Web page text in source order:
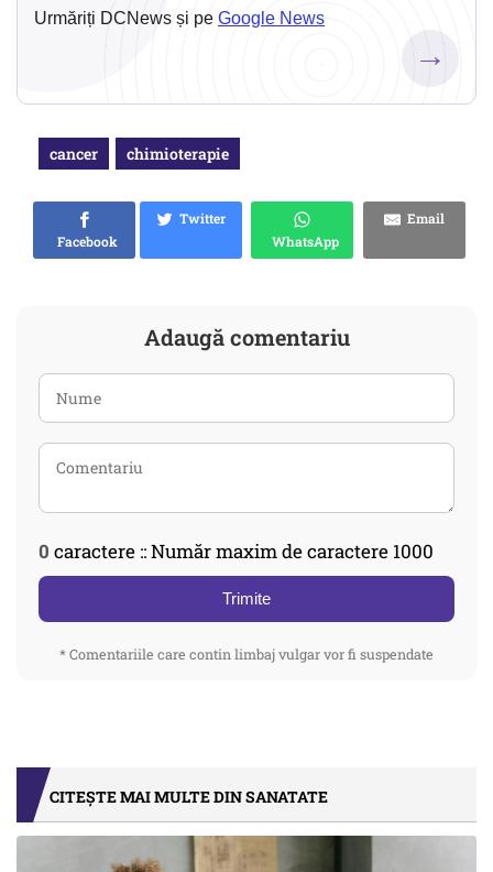
Urmăriți DCNews și pe Google News
→
cancer chimioterapie
Facebook
Twitter
WhatsApp
Email
Adaugă comentariu
0 caractere :: Număr maxim de caractere 1000
Trimite
* Comentariile care contin limbaj vulgar vor fi suspendate
CITEȘTE MAI MULTE DIN SANATATE